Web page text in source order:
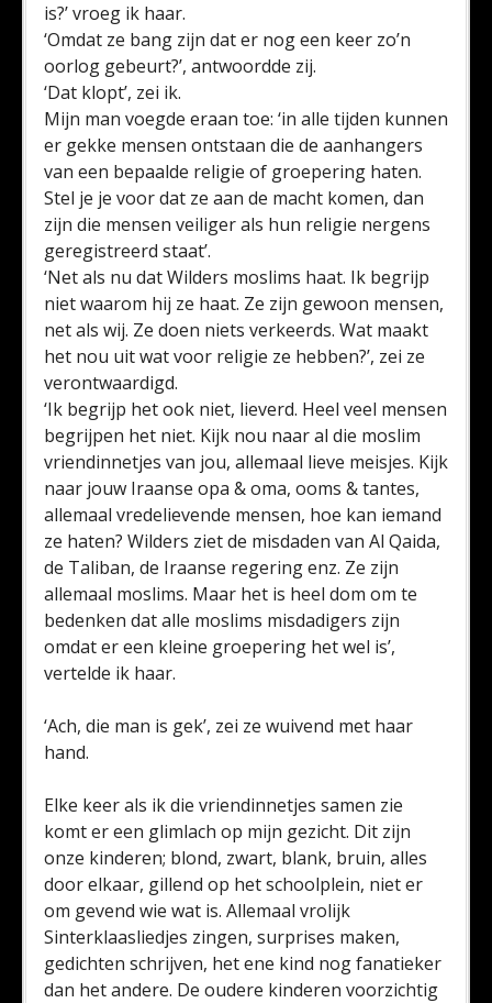
is?’ vroeg ik haar.
‘Omdat ze bang zijn dat er nog een keer zo’n
oorlog gebeurt?’, antwoordde zij.
‘Dat klopt’, zei ik.
Mijn man voegde eraan toe: ‘in alle tijden kunnen
er gekke mensen ontstaan die de aanhangers
van een bepaalde religie of groepering haten.
Stel je je voor dat ze aan de macht komen, dan
zijn die mensen veiliger als hun religie nergens
geregistreerd staat’.
‘Net als nu dat Wilders moslims haat. Ik begrijp
niet waarom hij ze haat. Ze zijn gewoon mensen,
net als wij. Ze doen niets verkeerds. Wat maakt
het nou uit wat voor religie ze hebben?’, zei ze
verontwaardigd.
‘Ik begrijp het ook niet, lieverd. Heel veel mensen
begrijpen het niet. Kijk nou naar al die moslim
vriendinnetjes van jou, allemaal lieve meisjes. Kijk
naar jouw Iraanse opa & oma, ooms & tantes,
allemaal vredelievende mensen, hoe kan iemand
ze haten? Wilders ziet de misdaden van Al Qaida,
de Taliban, de Iraanse regering enz. Ze zijn
allemaal moslims. Maar het is heel dom om te
bedenken dat alle moslims misdadigers zijn
omdat er een kleine groepering het wel is’,
vertelde ik haar.
‘Ach, die man is gek’, zei ze wuivend met haar
hand.
Elke keer als ik die vriendinnetjes samen zie
komt er een glimlach op mijn gezicht. Dit zijn
onze kinderen; blond, zwart, blank, bruin, alles
door elkaar, gillend op het schoolplein, niet er
om gevend wie wat is. Allemaal vrolijk
Sinterklaasliedjes zingen, surprises maken,
gedichten schrijven, het ene kind nog fanatieker
dan het andere. De oudere kinderen voorzichtig